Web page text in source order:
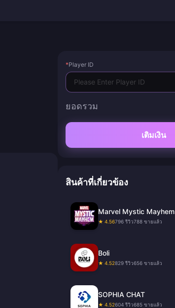
*Player ID
ยอดรวม
เติมเงิน
สินค้าที่เกี่ยวข้อง
Marvel Mystic Mayhem
★ 4.56796 รีวิว788 ขายแล้ว
Boli
★ 4.52829 รีวิว656 ขายแล้ว
SOPHIA CHAT
★ 4.52604 รีวิว685 ขายแล้ว